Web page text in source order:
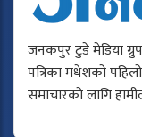
जनकपुर टुडे मेडिया
पत्रिका मधेशको पहिलो
समाचारको लागि